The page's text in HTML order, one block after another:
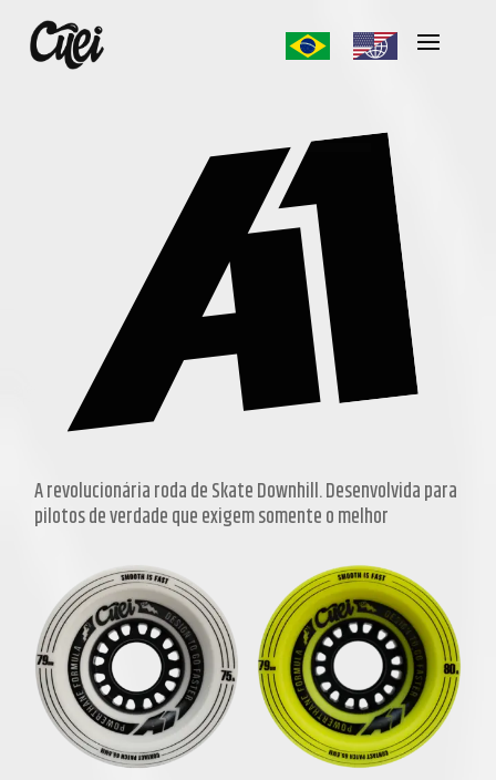
A revolucionária roda de Skate Downhill. Desenvolvida para
pilotos de verdade que exigem somente o melhor